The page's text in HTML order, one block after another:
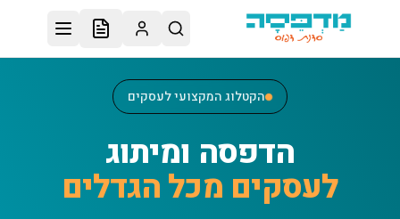
דלג לתוכן הראשי
הקטלוג המקצועי לעסקים
הדפסה ומיתוג
לעסקים מכל הגדלים